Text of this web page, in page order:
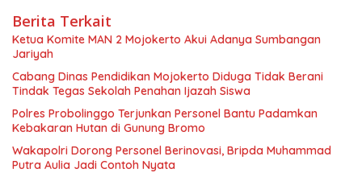
Berita Terkait
Ketua Komite MAN 2 Mojokerto Akui Adanya Sumbangan
Jariyah
Cabang Dinas Pendidikan Mojokerto Diduga Tidak Berani
Tindak Tegas Sekolah Penahan Ijazah Siswa
Polres Probolinggo Terjunkan Personel Bantu Padamkan
Kebakaran Hutan di Gunung Bromo
Wakapolri Dorong Personel Berinovasi, Bripda Muhammad
Putra Aulia Jadi Contoh Nyata